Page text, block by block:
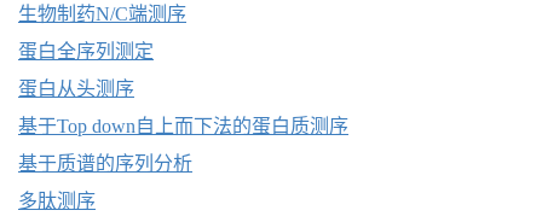
生物制药N/C端测序
蛋白全序列测定
蛋白从头测序
基于Top down自上而下法的蛋白质测序
基于质谱的序列分析
多肽测序